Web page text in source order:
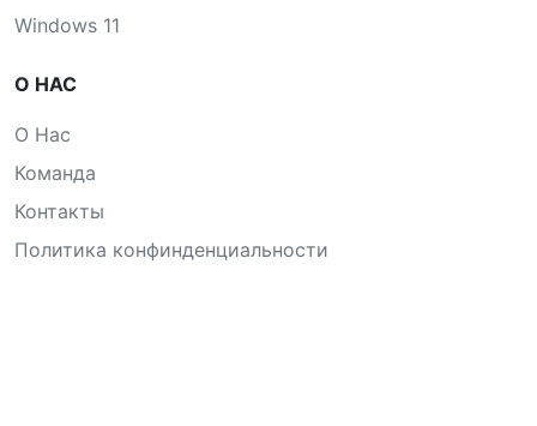
Windows 11
О НАС
О Нас
Команда
Контакты
Политика конфинденциальности